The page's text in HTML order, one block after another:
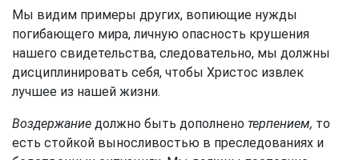
Мы видим примеры других, вопиющие нужды
погибающего мира, личную опасность крушения
нашего свидетельства, следовательно, мы должны
дисциплинировать себя, чтобы Христос извлек
лучшее из нашей жизни.
Воздержание должно быть дополнено терпением, то
есть стойкой выносливостью в преследованиях и